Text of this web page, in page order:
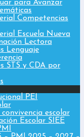
para Avanzar
Competencias
Escuela Nueva
Lectora
Lenguaje
STS y CDA por
PEI
escolar
Escolar SIEE